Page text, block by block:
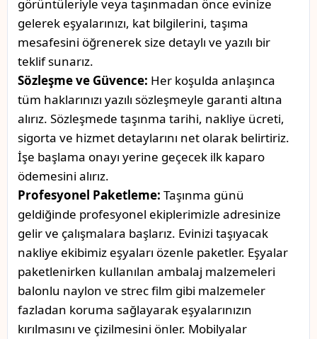
görüntüleriyle veya taşınmadan önce evinize
gelerek eşyalarınızı, kat bilgilerini, taşıma
mesafesini öğrenerek size detaylı ve yazılı bir
teklif sunarız.
Sözleşme ve Güvence: Her koşulda anlaşınca
tüm haklarınızı yazılı sözleşmeyle garanti altına
alırız. Sözleşmede taşınma tarihi, nakliye ücreti,
sigorta ve hizmet detaylarını net olarak belirtiriz.
İşe başlama onayı yerine geçecek ilk kaparo
ödemesini alırız.
Profesyonel Paketleme: Taşınma günü
geldiğinde profesyonel ekiplerimizle adresinize
gelir ve çalışmalara başlarız. Evinizi taşıyacak
nakliye ekibimiz eşyaları özenle paketler. Eşyalar
paketlenirken kullanılan ambalaj malzemeleri
balonlu naylon ve strec film gibi malzemeler
fazladan koruma sağlayarak eşyalarınızın
kırılmasını ve çizilmesini önler. Mobilyalar